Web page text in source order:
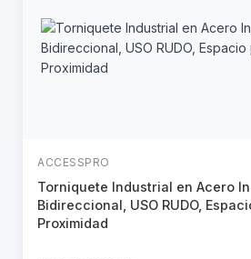
ACCESSPRO
Torniquete Industrial en Acero
Bidireccional, USO RUDO,
Proximidad